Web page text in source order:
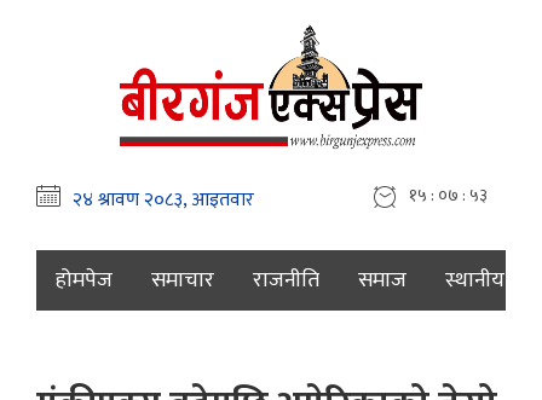
१५ : ०७ : ५४
होमपेज समाचार राजनीति समाज स्थानीय